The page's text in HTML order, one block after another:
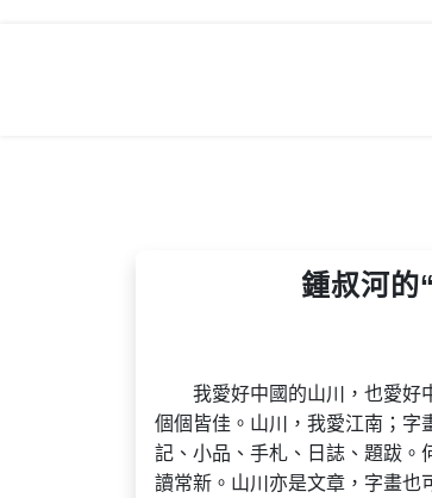
鍾叔河的
我愛好中國的山川，也愛好
個個皆佳。山川，我愛江南；字
記、小品、手札、日誌、題跋。
讀常新。山川亦是文章，字畫也